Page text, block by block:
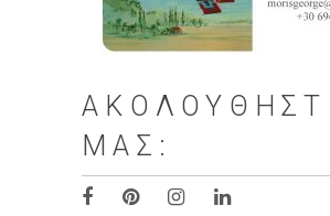
ΜΑΣ: